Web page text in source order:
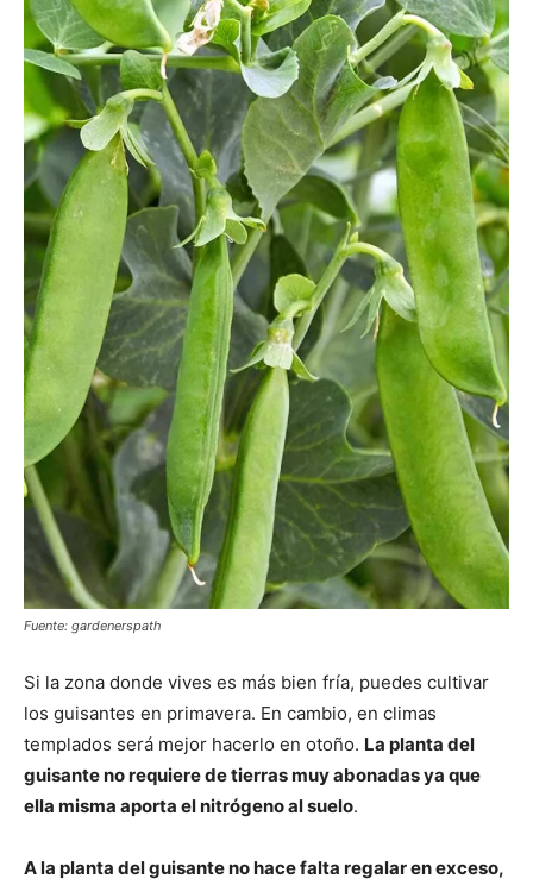
Fuente: gardenerspath
Si la zona donde vives es más bien fría, puedes cultivar
los guisantes en primavera. En cambio, en climas
templados será mejor hacerlo en otoño. La planta del
guisante no requiere de tierras muy abonadas ya que
ella misma aporta el nitrógeno al suelo.
A la planta del guisante no hace falta regalar en exceso,